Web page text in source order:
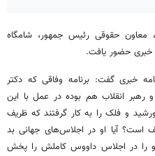
معاون حقوقی رئیس جمهور، شامگاه
خبری گفت: برنامه وفاقی که دکتر
رهبر انقلاب هم بوده در عمل با این
و فلک را به کار گرفتند که ظریف
است؟ آیا او در اجلاس‌های جهانی بد
را در اجلاس داووس کاملش را پخش